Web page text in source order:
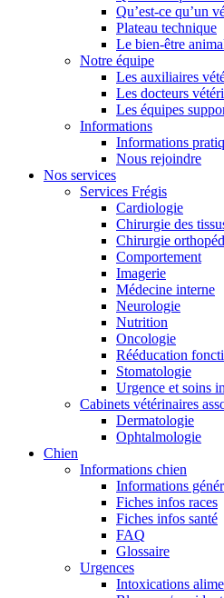
Qu’est-ce qu’un
Plateau technique
Le bien-être
Notre équipe
Les auxiliaires
Les docteurs
Les équipes
Informations
Informations
Nous rejoindre
Nos services
Services Frégis
Cardiologie
Chirurgie des
Chirurgie
Comportement
Imagerie
Médecine interne
Neurologie
Nutrition
Oncologie
Rééducation
Stomatologie
Urgence et soins
Cabinets vétérinaires
Dermatologie
Ophtalmologie
Chien
Informations chien
Informations
Fiches infos races
Fiches infos santé
FAQ
Glossaire
Urgences
Intoxications